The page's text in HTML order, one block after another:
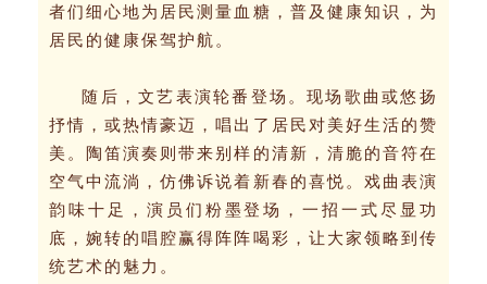
者们细心地为居民测量血糖，普及健康知识，为
居民的健康保驾护航。
随后，文艺表演轮番登场。现场歌曲或悠扬
抒情，或热情豪迈，唱出了居民对美好生活的赞
美。陶笛演奏则带来别样的清新，清脆的音符在
空气中流淌，仿佛诉说着新春的喜悦。戏曲表演
韵味十足，演员们粉墨登场，一招一式尽显功
底，婉转的唱腔赢得阵阵喝彩，让大家领略到传
统艺术的魅力。